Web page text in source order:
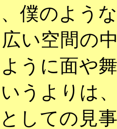
僕のよう
い空間の
うに面や
うよりは
しての見